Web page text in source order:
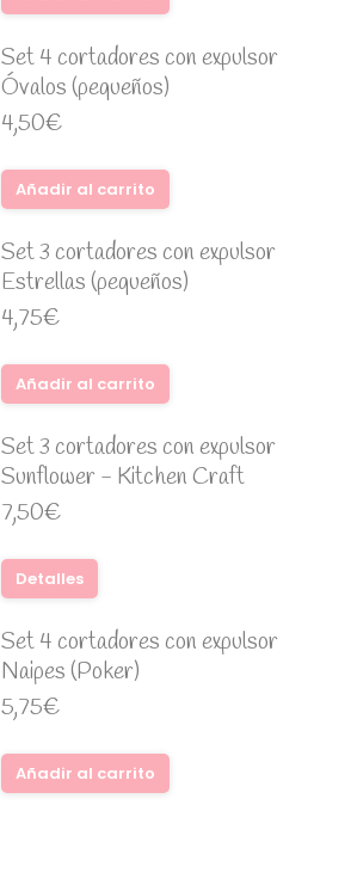
Set 4 cortadores con expulsor
Óvalos (pequeños)
4,50€
Añadir al carrito
Set 3 cortadores con expulsor
Estrellas (pequeños)
4,75€
Añadir al carrito
Set 3 cortadores con expulsor
Sunflower - Kitchen Craft
7,50€
Detalles
Set 4 cortadores con expulsor
Naipes (Poker)
5,75€
Añadir al carrito